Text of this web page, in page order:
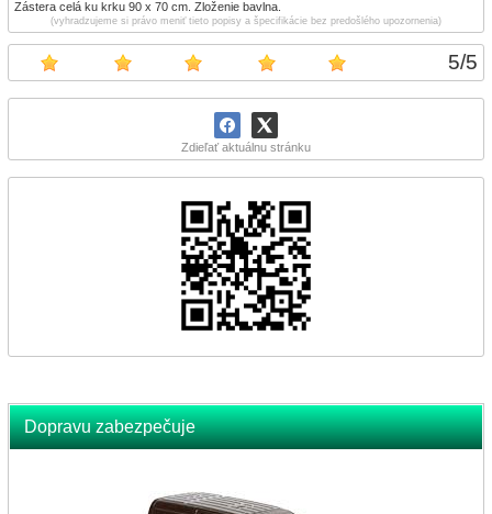
5/5
Zdieľať aktuálnu stránku
Dopravu zabezpečuje
Zástera celá ku krku 90 x 70 cm. Zloženie bavlna.
(vyhradzujeme si právo meniť tieto popisy a špecifikácie bez predošlého upozornenia)